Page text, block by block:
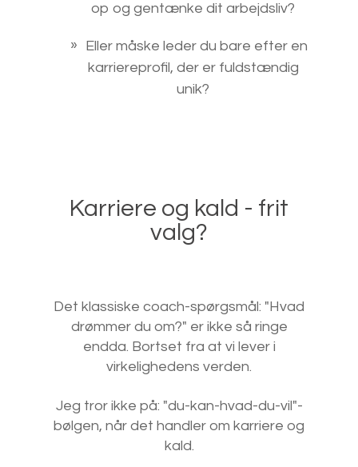
op og gentænke dit arbejdsliv?
Eller måske leder du bare efter en
karriereprofil, der er fuldstændig
unik?
Karriere og kald - frit
valg?
Det klassiske coach-spørgsmål: "Hvad
drømmer du om?" er ikke så ringe
endda. Bortset fra at vi lever i
virkelighedens verden.
Jeg tror ikke på: "du-kan-hvad-du-vil"-
bølgen, når det handler om karriere og
kald.